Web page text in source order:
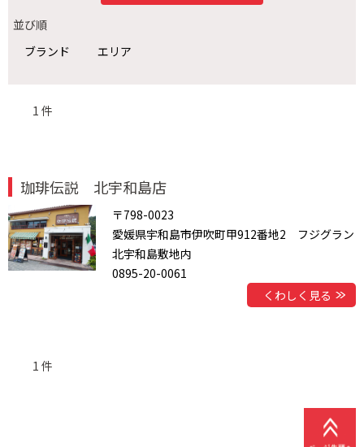
並び順
ブランド
エリア
1 件
珈琲伝説 北宇和島店
〒798-0023
愛媛県宇和島市伊吹町甲912番地2 フジグラン
北宇和島敷地内
0895-20-0061
くわしく見る
1 件